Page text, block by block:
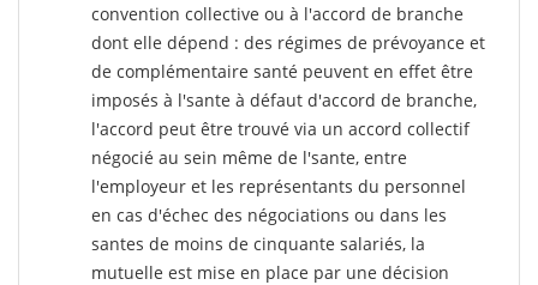
convention collective ou à l'accord de branche
dont elle dépend : des régimes de prévoyance et
de complémentaire santé peuvent en effet être
imposés à l'sante à défaut d'accord de branche,
l'accord peut être trouvé via un accord collectif
négocié au sein même de l'sante, entre
l'employeur et les représentants du personnel
en cas d'échec des négociations ou dans les
santes de moins de cinquante salariés, la
mutuelle est mise en place par une décision